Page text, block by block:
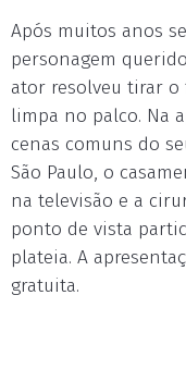
Após muitos anos
personagem
ator resolveu tirar o
limpa no palco. Na
cenas comuns do
São Paulo, o
na televisão e a
ponto de vista
plateia. A
gratuita.